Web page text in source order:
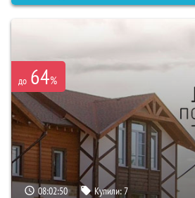
до 64%
08:02:49 Купили:7